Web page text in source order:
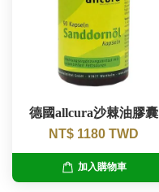
德國allcura沙棘油膠囊
NT$ 1180 TWD
加入購物車